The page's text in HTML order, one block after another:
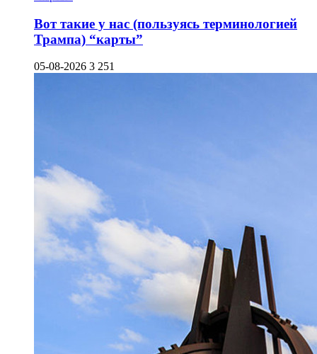
Вот такие у нас (пользуясь терминологией
Трампа) “карты”
05-08-2026 3 251